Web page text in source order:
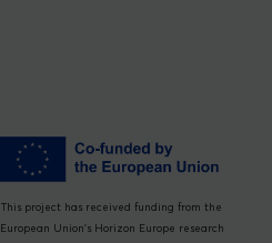
This project has received funding from the
European Union’s Horizon Europe research